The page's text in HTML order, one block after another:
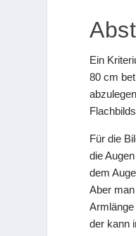
Ein
80 cm
Für die
die
dem
Aber
der kann